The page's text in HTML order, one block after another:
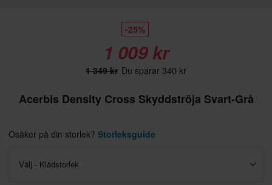
-25%
1 009 kr
1 349 kr Du sparar 340 kr
Acerbis Density Cross Skyddströja Svart-Grå
Osäker på din storlek? Storleksguide
Välj - Klädstorlek